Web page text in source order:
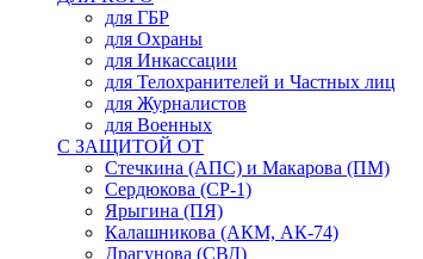
для ГБР
для Охраны
для Инкассации
для Телохранителей и Частных лиц
для Журналистов
для Военных
С ЗАЩИТОЙ ОТ
Стечкина (АПС) и Макарова (ПМ)
Сердюкова (СР-1)
Ярыгина (ПЯ)
Калашникова (АКМ, АК-74)
Драгунова (СВД)